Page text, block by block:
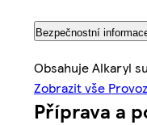
Bezpečnostní
Obsahuje Alkaryl
Zobrazit vše
Příprava a